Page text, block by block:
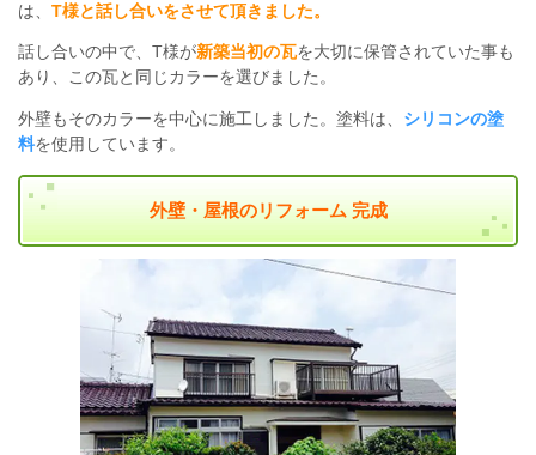
は、 T様と話し合いをさせて頂きました。
話し合いの中で、T様が新築当初の瓦を大切に保管されていた事も
あり、この瓦と同じカラーを選びました。
外壁もそのカラーを中心に施工しました。塗料は、 シリコンの塗
料を使用しています。
外壁・屋根のリフォーム 完成